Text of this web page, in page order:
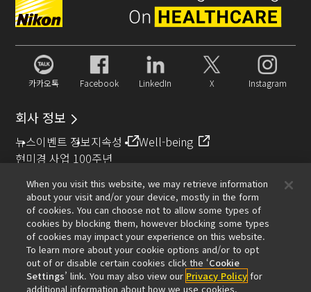
카카오톡 Facebook LinkedIn X Instagram
회사 정보
뉴스이벤트 정보지속성
Well-being
현미경 사업 100주년
추천 링크
대물렌즈 셀렉터 Resolution CalculatorPubScopeOEM
Nikon Small World
MicroscopyU
기타 니콘 제품
카메라 및 쌍안경 관련 제품
산업용 계측 제품
When you visit this website, we may retrieve information
about your visit and/or your device, mostly in the form
of cookies. You can choose not to allow some types of
cookies by blocking them, however blocking some types
of cookies may impact your experience on this website.
To learn more about your cookie options and/or to opt
out of or disable certain cookies click the ‘Cookie
Settings’ link. You may also view our Privacy Policy for
additional information about how we use cookies.